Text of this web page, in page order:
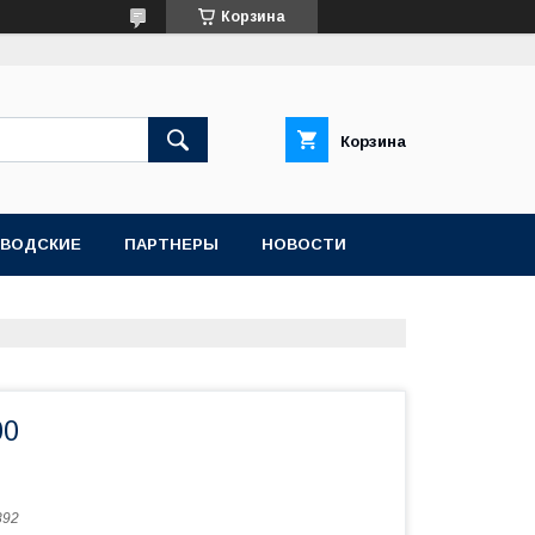
Корзина
Корзина
ПАРТНЕРЫ НОВОСТИ